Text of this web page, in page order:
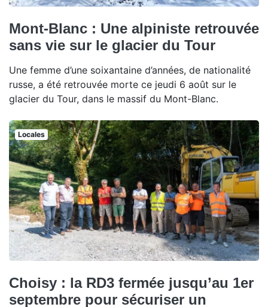
Mont-Blanc : Une alpiniste retrouvée
sans vie sur le glacier du Tour
Une femme d’une soixantaine d’années, de nationalité
russe, a été retrouvée morte ce jeudi 6 août sur le
glacier du Tour, dans le massif du Mont-Blanc.
Locales
Choisy : la RD3 fermée jusqu’au 1er
septembre pour sécuriser un